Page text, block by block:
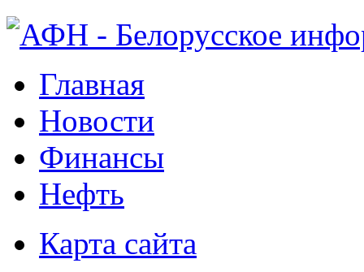
Главная
Новости
Финансы
Нефть
Карта сайта